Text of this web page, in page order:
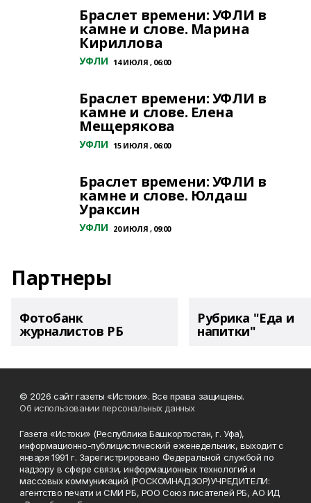
Браслет времени: УФЛИ в
камне и слове. Марина
Кириллова
УФЛИ 14 ИЮЛЯ , 06:00
Браслет времени: УФЛИ в
камне и слове. Елена
Мещерякова
УФЛИ 15 ИЮЛЯ , 06:00
Браслет времени: УФЛИ в
камне и слове. Юлдаш
Ураксин
УФЛИ 20 ИЮЛЯ , 09:00
Партнеры
Фотобанк
журналистов РБ
Рубрика "Еда и
напитки"
© 2026 сайт газеты «Истоки». Все права защищены.
Об использовании персональных данных
Газета «Истоки» (Республика Башкортостан, г. Уфа),
информационно-публицистический еженедельник, выходит с
января 1991 г. Зарегистрировано Федеральной службой по
надзору в сфере связи, информационных технологий и
массовых коммуникаций (РОСКОМНАДЗОР)УЧРЕДИТЕЛИ:
агентство печати и СМИ РБ, РОО Союз писателей РБ, АО ИД